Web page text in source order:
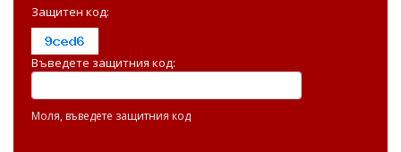
Защитен код:
Въведете защитния код:
Моля, въведете защитния код